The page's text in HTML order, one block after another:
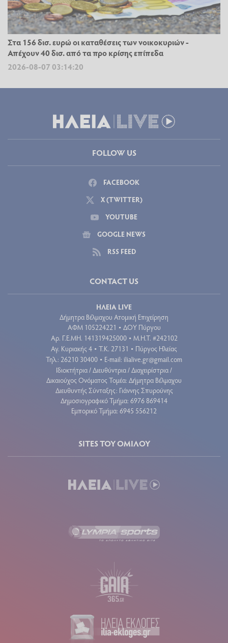
Στα 156 δισ. ευρώ οι καταθέσεις των νοικοκυριών -
Απέχουν 40 δισ. από τα προ κρίσης επίπεδα
2026-08-07 03:14:20
FOLLOW US
FACEBOOK
X (TWITTER)
YOUTUBE
GOOGLE NEWS
RSS FEED
CONTACT US
ΗΛΕΙΑ LIVE
Δήμητρα Βέλμαχου Ατομική Επιχείρηση
ΑΦΜ 105224221 • ΔΟΥ Πύργου
Aρ. Γ.Ε.ΜΗ. 141319425000 • Μ.Η.Τ. #242102
Αγ. Κυριακής 4 • Τ.Κ. 27131 • Πύργος Ηλείας
Τηλ.: 26210 30400 • E-mail: ilialive.gr@gmail.com
Ιδιοκτήτρια / Διευθύντρια / Διαχειρίστρια /
Δικαιούχος Ονόματος Τομέα: Δήμητρα Βέλμαχου
Διευθυντής Σύνταξης: Γιάννης Σπυρούνης
Δημοσιογραφικό Τμήμα: 6976 869414
Εμπορικό Τμήμα: 6945 556212
SITES ΤΟΥ ΟΜΙΛΟΥ